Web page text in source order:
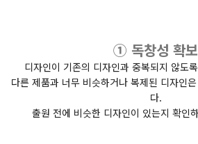
① 독창성 확보
디자인이 기존의 디자인과 중복되지 않도
다른 제품과 너무 비슷하거나 복제된 디자인
다.
출원 전에 비슷한 디자인이 있는지 확인